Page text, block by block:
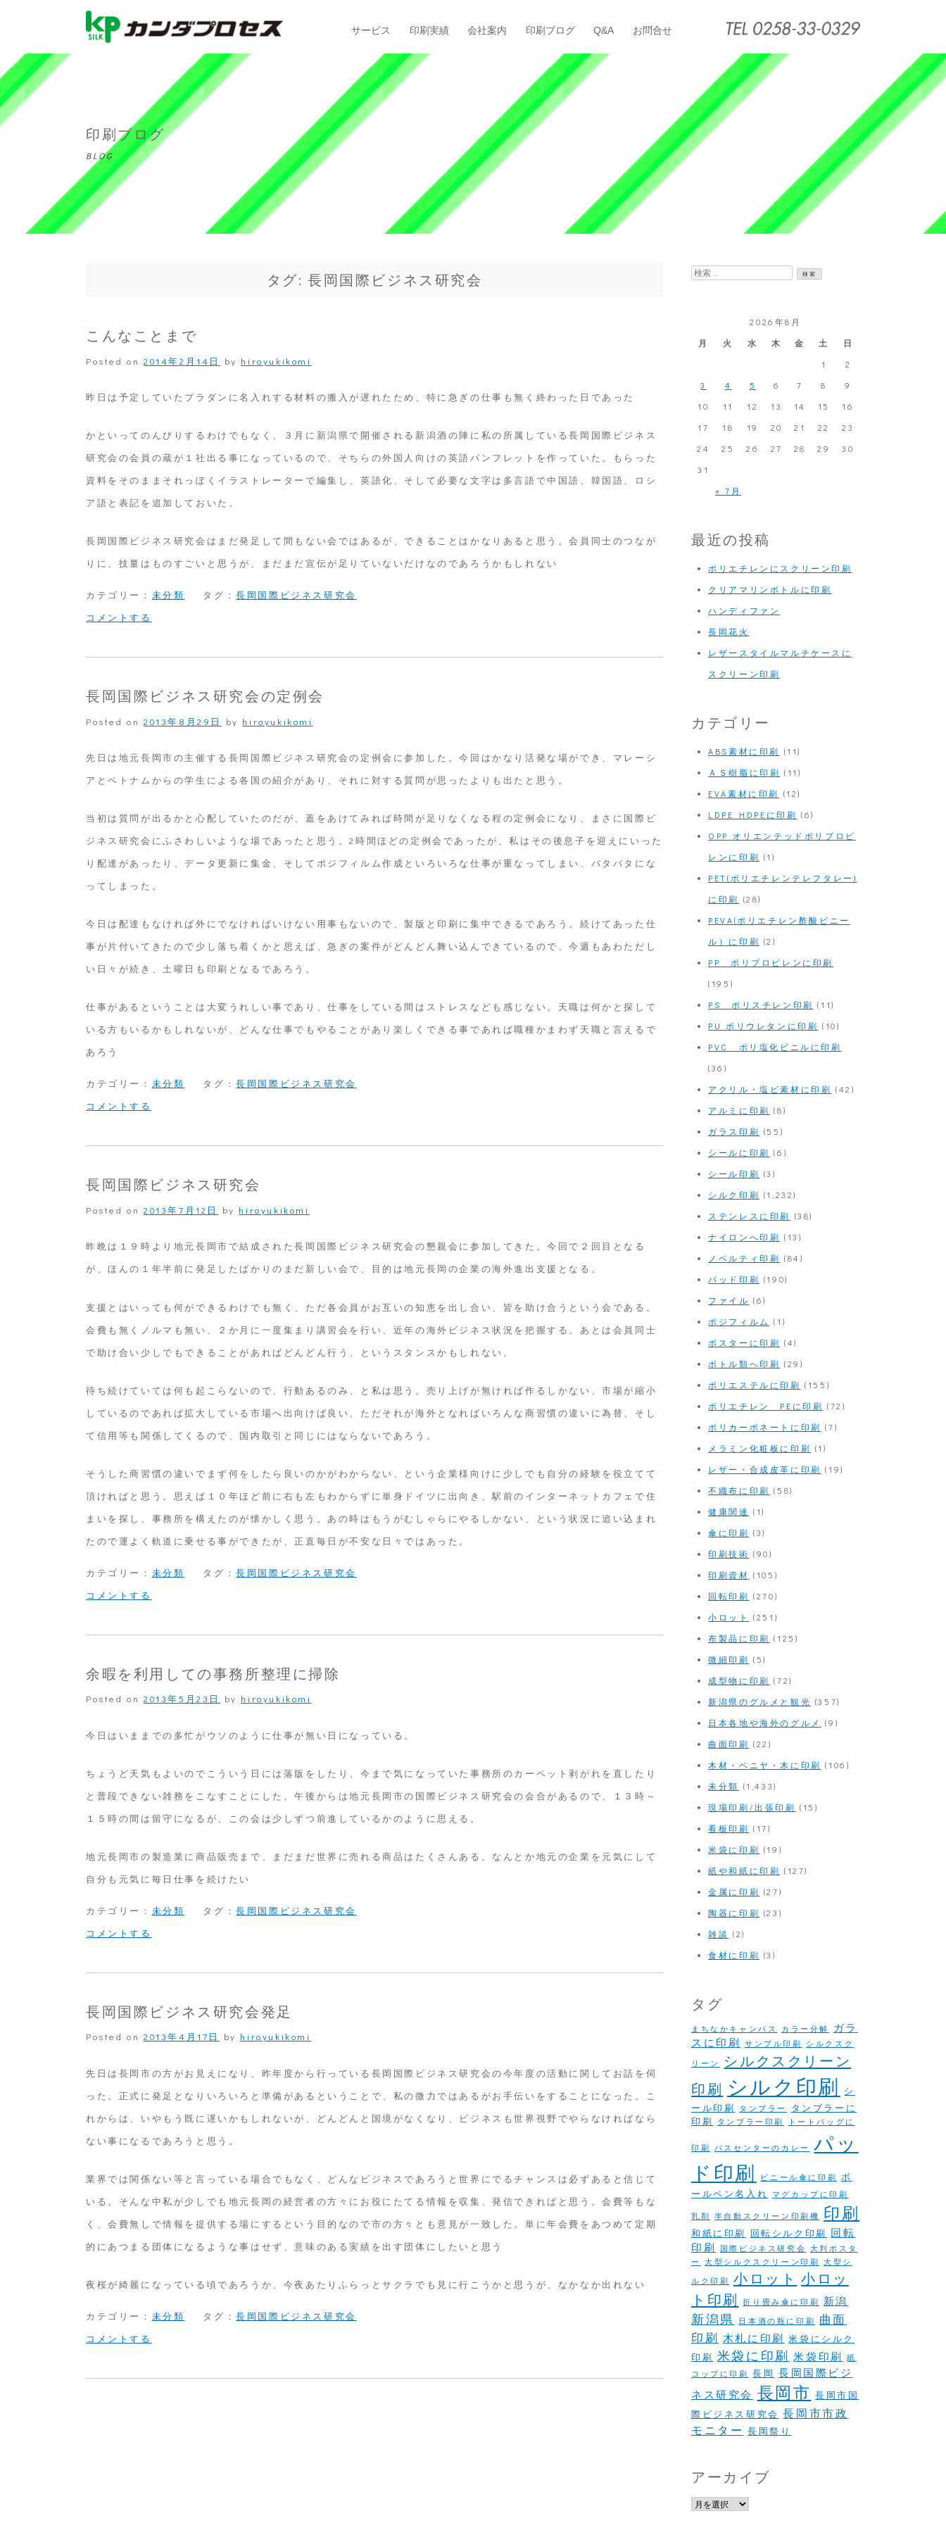
サービス 印刷実績 会社案内 印刷ブログ Q&A お問合せ
印刷ブログ
BLOG
タグ: 長岡国際ビジネス研究会
こんなことまで
Posted on 2014年2月14日 by hiroyukikomi
昨日は予定していたプラダンに名入れする材料の搬入が遅れたため、特に急ぎの仕事も無く終わった日であった
かといってのんびりするわけでもなく、３月に新潟県で開催される新潟酒の陣に私の所属している長岡国際ビジネス
研究会の会員の蔵が１社出る事になっているので、そちらの外国人向けの英語パンフレットを作っていた。もらった
資料をそのままそれっぽくイラストレーターで編集し、英語化、そして必要な文字は多言語で中国語、韓国語、ロシ
ア語と表記を追加しておいた。
長岡国際ビジネス研究会はまだ発足して間もない会ではあるが、できることはかなりあると思う。会員同士のつなが
りに、技量はものすごいと思うが、まだまだ宣伝が足りていないだけなのであろうかもしれない
カテゴリー： 未分類 タグ：長岡国際ビジネス研究会
コメントする
ん
こ
と
ま
長岡国際ビジネス研究会の定例会
Posted on 2013年8月29日 by hiroyukikomi
先日は地元長岡市の主催する長岡国際ビジネス研究会の定例会に参加した。今回はかなり活発な場ができ、マレーシ
アとベトナムからの学生による各国の紹介があり、それに対する質問が思ったよりも出たと思う。
当初は質問が出るかと心配していたのだが、蓋をあけてみれば時間が足りなくなる程の定例会になり、まさに国際ビ
ジネス研究会にふさわしいような場であったと思う。2時間ほどの定例会であったが、私はその後息子を迎えにいった
り配達があったり、データ更新に集金、そしてポジフィルム作成といろいろな仕事が重なってしまい、バタバタにな
ってしまった。
今日は配達もなければ外にでなければいけない用事もないので、製版と印刷に集中できるであろう。続けてあった仕
事が片付いてきたので少し落ち着くかと思えば、急ぎの案件がどんどん舞い込んできているので、今週もあわただし
い日々が続き、土曜日も印刷となるであろう。
仕事があるということは大変うれしい事であり、仕事をしている間はストレスなども感じない。天職は何かと探して
いる方もいるかもしれないが、どんな仕事でもやることがあり楽しくできる事であれば職種かまわず天職と言えるで
あろう
カテゴリー： 未分類 タグ：長岡国際ビジネス研究会
コメントする
ビ
ジ
ネ
研
究
会
定
例
会
長岡国際ビジネス研究会
Posted on 2013年7月12日 by hiroyukikomi
昨晩は１９時より地元長岡市で結成された長岡国際ビジネス研究会の懇親会に参加してきた。今回で２回目となる
が、ほんの１年半前に発足したばかりのまだ新しい会で、目的は地元長岡の企業の海外進出支援となる。
支援とはいっても何ができるわけでも無く、ただ各会員がお互いの知恵を出し合い、皆を助け合うという会である。
会費も無くノルマも無い、２か月に一度集まり講習会を行い、近年の海外ビジネス状況を把握する。あとは会員同士
で助け合い少しでもできることがあればどんどん行う、というスタンスかもしれない。
待ち続けていては何も起こらないので、行動あるのみ、と私は思う。売り上げが無ければ作るしかない、市場が縮小
しているのであれば拡大している市場へ出向けば良い、ただそれが海外となればいろんな商習慣の違いに為替、そし
て信用等も関係してくるので、国内取引と同じにはならないであろう。
そうした商習慣の違いでまず何をしたら良いのかがわからない、という企業様向けに少しでも自分の経験を役立てて
頂ければと思う。思えば１０年ほど前に右も左もわからずに単身ドイツに出向き、駅前のインターネットカフェで住
まいを探し、事務所を構えたのが懐かしく思う。あの時はもうがむしゃらにやるしかない、という状況に追い込まれ
たので運よく軌道に乗せる事ができたが、正直毎日が不安な日々ではあった。
カテゴリー： 未分類 タグ：長岡国際ビジネス研究会
コメントする
岡
際
ビ
ス
研
究
余暇を利用しての事務所整理に掃除
Posted on 2013年5月23日 by hiroyukikomi
今日はいままでの多忙がウソのように仕事が無い日になっている。
ちょうど天気もよいのでこういう日には落版をしたり、今まで気になっていた事務所のカーペット剥がれを直したり
と普段できない雑務をこなすことにした。午後からは地元長岡市の国際ビジネス研究会の会合があるので、１３時～
１５時の間は留守になるが、この会は少しずつ前進しているかのように思える。
地元長岡市の製造業に商品販売まで、まだまだ世界に売れる商品はたくさんある。なんとか地元の企業を元気にして
自分も元気に毎日仕事を続けたい
カテゴリー： 未分類 タグ：長岡国際ビジネス研究会
コメントする
暇
利
用
て
の
所
整
理
に
除
長岡国際ビジネス研究会発足
Posted on 2013年4月17日 by hiroyukikomi
先日は長岡市の方がお見えになり、昨年度から行っている長岡国際ビジネス研究会の今年度の活動に関してお話を伺
った。正式に発足となりいろいろと準備があるということで、私の微力ではあるがお手伝いをすることになった。こ
れからは、いやもう既に遅いかもしれないが、どんどんと国境がなくなり、ビジネスも世界視野でやらなければなら
ない事になるであろうと思う。
業界では関係ない等と言っている場合でもなく、どんなビジネスであろうと世界にでるチャンスは必ずあると信じて
いる。そんな中私が少しでも地元長岡の経営者の方々にお役にたてる情報を収集、発信できればと思う。会費等もな
く、会費無しで情報を提供する場にするという目的なので市の方々とも意見が一致した。単に年会費をあつめて定期
的にあつまる団体になるような事はせず、意味のある実績を出す団体にしたいと思う
夜桜が綺麗になっている頃であろうか、今夜あたりふらっとサクラでも見に行こうかと思うが、なかなか出れない
カテゴリー： 未分類 タグ：長岡国際ビジネス研究会
コメントする
岡
検
2026年8月
月
火 水 木 金 土 日
« 7月
1
2
3
4 5 6 7 8
9
10
11 12 13 14 15
16
17
18 19 20 21 22
23
24
25 26 27 28 29
30
31
最近の投稿
ポリエチレンにスクリーン印刷
クリアマリンボトルに印刷
ハンディファン
長岡花火
レザースタイルマルチケースに
スクリーン印刷
カテゴリー
ABS素材に印刷 (11)
ＡＳ樹脂に印刷 (11)
EVA素材に印刷 (12)
LDPE HDPEに印刷 (6)
OPP オリエンテッドポリプロピ
レンに印刷 (1)
PET(ポリエチレンテレフタレー)
に印刷 (28)
PEVA(ポリエチレン酢酸ビニー
ル）に印刷 (2)
PP ポリプロピレンに印刷
(195)
PS ポリスチレン印刷 (11)
PU ポリウレタンに印刷 (10)
PVC ポリ塩化ビニルに印刷
(36)
アクリル・塩ビ素材に印刷 (42)
アルミに印刷 (8)
ガラス印刷 (55)
シールに印刷 (6)
シール印刷 (3)
シルク印刷 (1,232)
ステンレスに印刷 (38)
ナイロンへ印刷 (13)
ノベルティ印刷 (84)
パッド印刷 (190)
ファイル (6)
ポジフィルム (1)
ポスターに印刷 (4)
ボトル類へ印刷 (29)
ポリエステルに印刷 (155)
ポリエチレン PEに印刷 (72)
ポリカーボネートに印刷 (7)
メラミン化粧板に印刷 (1)
レザー・合成皮革に印刷 (19)
不織布に印刷 (58)
健康関連 (1)
傘に印刷 (3)
印刷技術 (90)
印刷資材 (105)
回転印刷 (270)
小ロット
(251)
布製品に印刷 (125)
微細印刷 (5)
成型物に印刷 (72)
新潟県のグルメと観光 (357)
日本各地や海外のグルメ
(9)
曲面印刷 (22)
木材・ベニヤ・木に印刷 (106)
未分類 (1,433)
現場印刷/出張印刷 (15)
看板印刷 (17)
米袋に印刷 (19)
紙や和紙に印刷 (127)
金属に印刷 (27)
陶器に印刷 (23)
雑談 (2)
食材に印刷 (3)
タグ
まちなかキャンパス カラー分解
ガラ
スに印刷
サンプル印刷
シルクスク
リーン
シルクスクリーン
印刷 シルク印刷
シ
ール印刷
タンブラー
タンブラーに
印刷
タンブラー印刷 トートバッグに
印刷 バスセンターのカレー
パッ
ド印刷
ビニール傘に印刷
ボ
ールペン名入れ マグカップに印刷
乳剤 半自動スクリーン印刷機 印刷
和紙に印刷 回転シルク印刷 回転
印刷
国際ビジネス研究会 大判ポスタ
ー
大型シルクスクリーン印刷
大型シ
ルク印刷
小ロット 小ロッ
ト印刷
折り畳み傘に印刷 新潟
新潟県 日本酒の瓶に印刷
曲面
印刷 木札に印刷 米袋にシルク
印刷 米袋に印刷 米袋印刷
紙
コップに印刷
長岡 長岡国際ビジ
ネス研究会 長岡市 長岡市国
際ビジネス研究会 長岡市市政
モニター 長岡祭り
アーカイブ
ア